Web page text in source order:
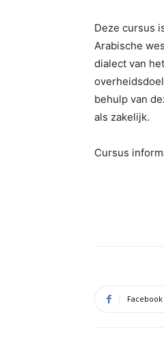
Deze cursus
Arabische
dialect van
behulp van
als zakelijk.
Cursus
Facebook